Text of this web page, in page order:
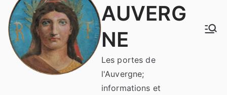
AUVERG
NE
Les portes de
l'Auvergne;
informations et